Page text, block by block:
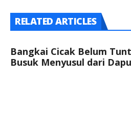
RELATED ARTICLES
Bangkai Cicak Belum
Busuk Menyusul dari